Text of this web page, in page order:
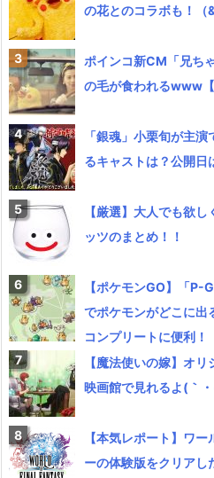
の花とのコラボも！（
ポインコ新CM「兄ち
の毛が食われるwww
「銀魂」小栗旬が主
るキャストは？公開日
【厳選】大人でも欲
ッツのまとめ！！
【ポケモンGO】「P-
でポケモンがどこに出
コンプリートに便利！
【魔法使いの嫁】オ
映画館で見れるよ(｀
【本気レポート】ワ
ーの体験版をクリアし